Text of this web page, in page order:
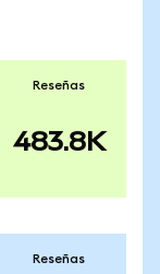
Reseñas
483.8K
Reseñas